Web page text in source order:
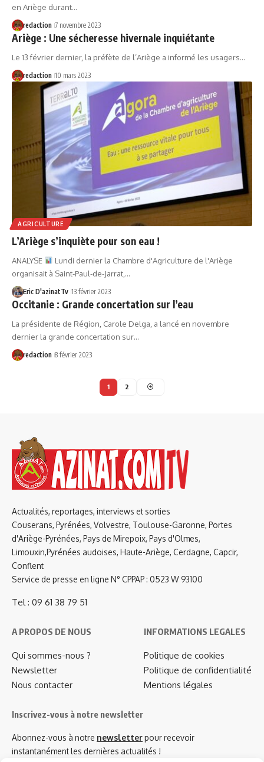
en Ariège durant…
redaction 7 novembre 2023
Ariège : Une sécheresse hivernale inquiétante
Le 13 février dernier, la préfète de l’Ariège a informé les usagers…
redaction 10 mars 2023
AGRICULTURE
L’Ariège s’inquiète pour son eau !
ANALYSE
Lundi dernier la Chambre d'Agriculture de l'Ariège
organisait à Saint-Paul-de-Jarrat,…
Eric D'azinatTv 13 février 2023
Occitanie : Grande concertation sur l’eau
La présidente de Région, Carole Delga, a lancé en novembre
dernier la grande concertation sur…
redaction 8 février 2023
1 2
Actualités, reportages, interviews et sorties
Couserans, Pyrénées, Volvestre, Toulouse-Garonne, Portes
d'Ariège-Pyrénées, Pays de Mirepoix, Pays d'Olmes,
Limouxin,Pyrénées audoises, Haute-Ariège, Cerdagne, Capcir,
Conflent
Service de presse en ligne N° CPPAP : 0523 W 93100
Tel : 09 61 38 79 51
A PROPOS DE NOUS
Qui sommes-nous ?
Newsletter
Nous contacter
INFORMATIONS LEGALES
Politique de cookies
Politique de confidentialité
Mentions légales
Inscrivez-vous à notre newsletter
Abonnez-vous à notre newsletterpour recevoir
instantanément les dernières actualités !